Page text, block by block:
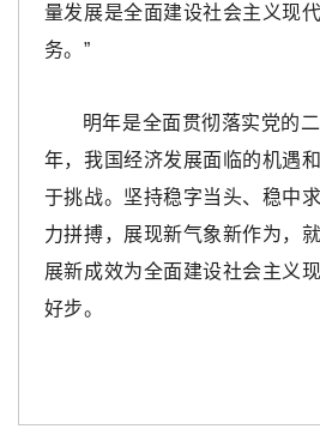
量发展是全面建设社会主义现
务。”
明年是全面贯彻落实党的
年，我国经济发展面临的机遇
于挑战。坚持稳字当头、稳中
力拼搏，展现新气象新作为，
展新成效为全面建设社会主义
好步。